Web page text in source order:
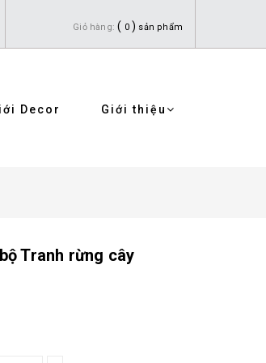
Giỏ hàng: ( 0 ) sản phẩm
Decor Giới thiệu
Tranh rừng cây